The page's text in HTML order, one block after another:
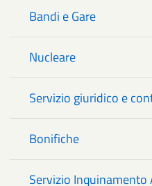
Bandi e Gare
Nucleare
Servizio giuridico e
Bonifiche
Servizio